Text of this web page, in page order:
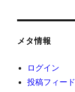
メタ情報
ログイン
投稿フィード